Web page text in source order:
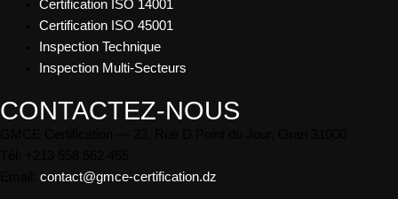
Certification ISO 14001
Certification ISO 45001
Inspection Technique
Inspection Multi-Secteurs
CONTACTEZ-NOUS
contact@gmce-certification.dz